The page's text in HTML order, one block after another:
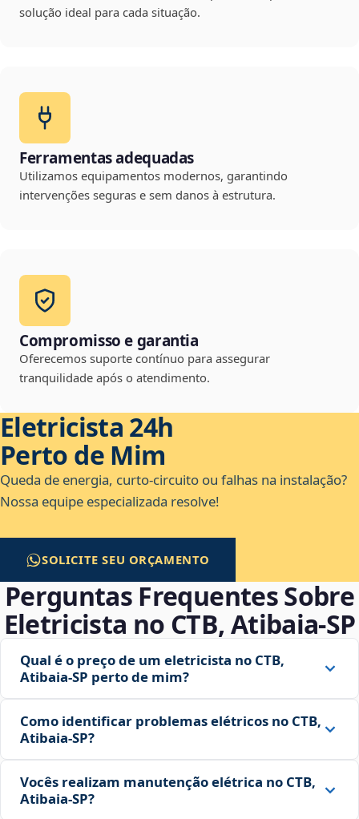
solução ideal para cada situação.
Ferramentas adequadas
Utilizamos equipamentos modernos, garantindo
intervenções seguras e sem danos à estrutura.
Compromisso e garantia
Oferecemos suporte contínuo para assegurar
tranquilidade após o atendimento.
Eletricista 24h
Perto de Mim
Queda de energia, curto-circuito ou falhas na instalação?
Nossa equipe especializada resolve!
SOLICITE SEU ORÇAMENTO
Perguntas Frequentes Sobre
Eletricista no CTB, Atibaia‑SP
Qual é o preço de um eletricista no CTB,
Atibaia‑SP perto de mim?
Como identificar problemas elétricos no CTB,
Atibaia‑SP?
Vocês realizam manutenção elétrica no CTB,
Atibaia‑SP?